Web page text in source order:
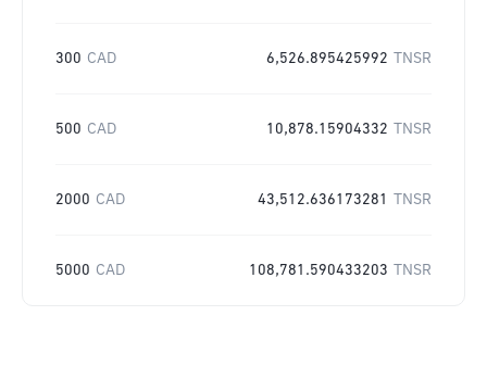
300 CAD 6,526.895425992 TNSR
500 CAD 10,878.15904332 TNSR
2000 CAD 43,512.636173281 TNSR
5000 CAD 108,781.590433203 TNSR